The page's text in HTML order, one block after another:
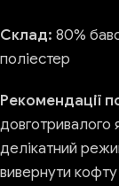
Склад: 80%
поліестер
Рекомендації
довготривалого
делікатний
вивернути